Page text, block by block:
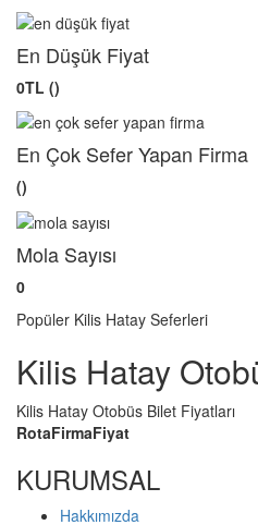
En Düşük Fiyat
0TL ()
En Çok Sefer Yapan Firma
()
Mola Sayısı
0
Popüler Kilis Hatay Seferleri
Kilis Hatay
Kilis Hatay Otobüs Bilet Fiyatları
RotaFirmaFiyat
KURUMSAL
Hakkımızda